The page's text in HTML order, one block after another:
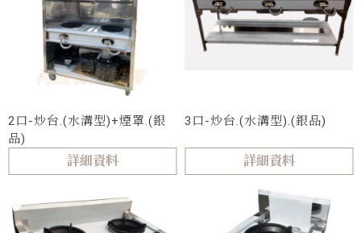
2口-炒台.(水溝型)+煙罩.(銀
品)
詳細資料
3口-炒台.(水溝型).(銀品)
詳細資料